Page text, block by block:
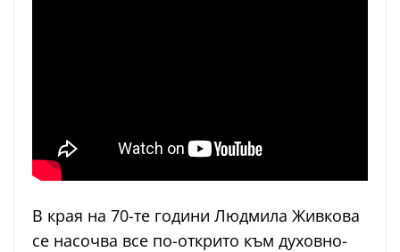
В края на 70-те години Людмила Живкова
се насочва все по-открито към духовно-